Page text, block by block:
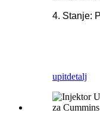
4. Stanje:
upitdetalj